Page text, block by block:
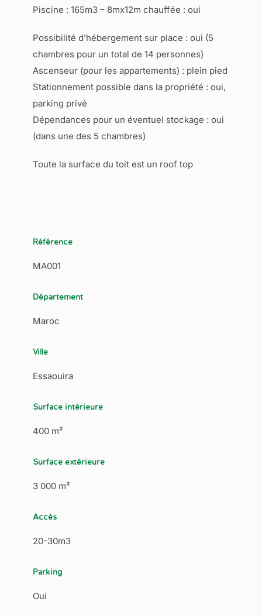
Piscine : 165m3 – 8mx12m chauffée : oui
Possibilité d’hébergement sur place : oui (5
chambres pour un total de 14 personnes)
Ascenseur (pour les appartements) : plein pied
Stationnement possible dans la propriété : oui,
parking privé
Dépendances pour un éventuel stockage : oui
(dans une des 5 chambres)
Toute la surface du toit est un roof top
Référence
MA001
Département
Maroc
Ville
Essaouira
Surface intérieure
400 m²
Surface extérieure
3 000 m²
Accès
20-30m3
Parking
Oui